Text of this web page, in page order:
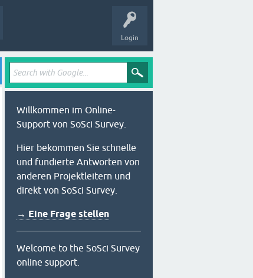
Login
Willkommen im Online-
Support von SoSci Survey.
Hier bekommen Sie schnelle
und fundierte Antworten von
anderen Projektleitern und
direkt von SoSci Survey.
→ Eine Frage stellen
Welcome to the SoSci Survey
online support.